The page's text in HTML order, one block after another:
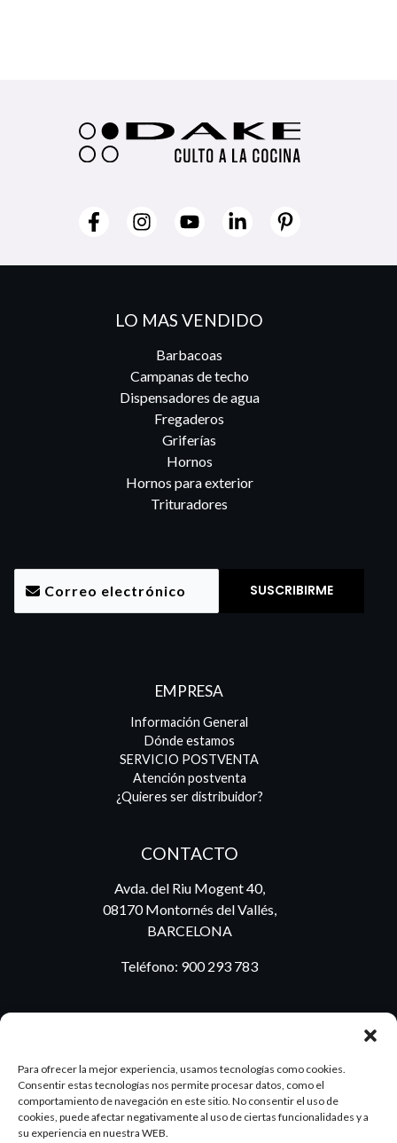
Para ofrecer la mejor experiencia, usamos tecnologías como cookies.
Consentir estas tecnologías nos permite procesar datos, como el
comportamiento de navegación en este sitio. No consentir el uso de
cookies, puede afectar negativamente al uso de ciertas funcionalidades y a
su experiencia en nuestra WEB.
LO MAS VENDIDO
Barbacoas
Campanas de techo
Dispensadores de agua
Fregaderos
Griferías
Hornos
Hornos para exterior
Trituradores
EMPRESA
Información General
Dónde estamos
SERVICIO POSTVENTA
Atención postventa
¿Quieres ser distribuidor?
CONTACTO
Avda. del Riu Mogent 40,
08170 Montornés del Vallés,
BARCELONA
Teléfono: 900 293 783